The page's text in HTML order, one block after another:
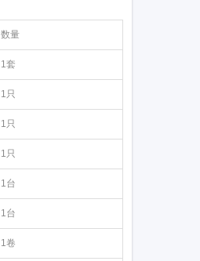
数量
1套
1只
1只
1只
1台
1台
1卷